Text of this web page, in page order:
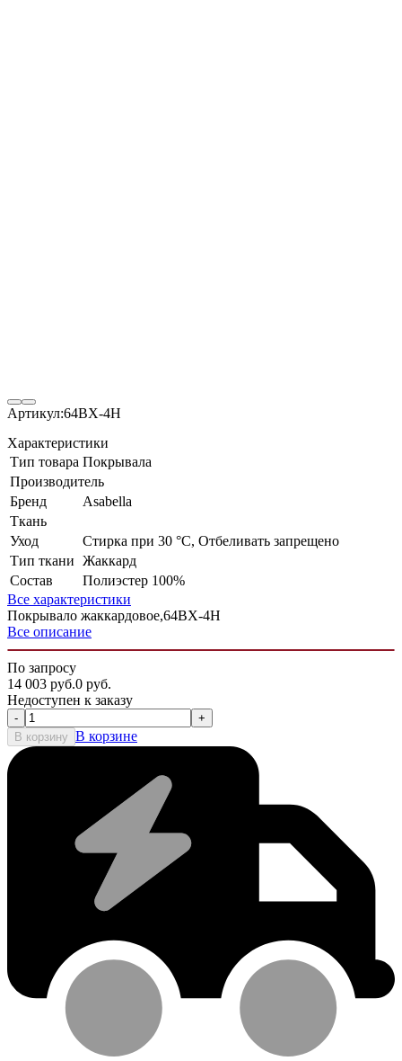
Артикул:64ВX-4H
Характеристики
Тип товара Покрывала
Производитель
Бренд
Asabella
Ткань
Уход
Стирка при 30 °С, Отбеливать запрещено
Тип ткани Жаккард
Состав
Полиэстер 100%
Все характеристики
Покрывало жаккардовое,64ВX-4H
Все описание
По запросу
14 003 руб.0 руб.
Недоступен к заказу
-
+
В корзину В корзине